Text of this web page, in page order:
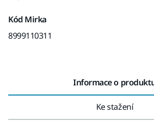
Kód Mirka
8999110311
Informace o
Ke stažení